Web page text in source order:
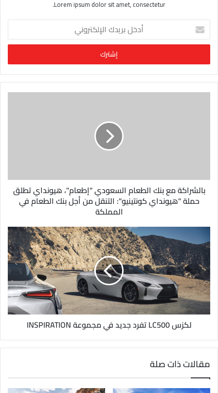
Lorem ipsum dolor sit amet, consectetur.
خ
ب
ر
ي
د
ر
بالشراكة مع بنك الطعام السعودي "إطعام"، هيونداي تطلق
حملة "هيونداي كونتينيو": التنقل من أجل بنك الطعام في
المملكة
لكزس LC500 تفرد جديد في مجموعة INSPIRATION
مقالات ذات صلة